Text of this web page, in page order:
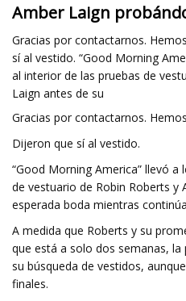
Amber Laign
Gracias por contactarnos.
sí al vestido. “Good Morning
al interior de las pruebas de
Laign antes de su
Gracias por contactarnos.
Dijeron que sí al vestido.
“Good Morning America” llevó
de vestuario de Robin Roberts y
esperada boda mientras
A medida que Roberts y su
que está a solo dos semanas,
su búsqueda de vestidos,
finales.